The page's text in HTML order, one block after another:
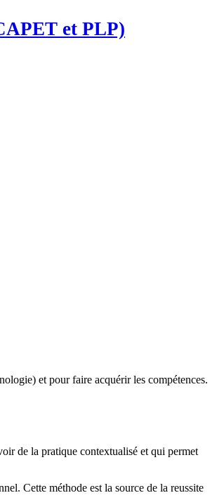
et PLP)
et pour faire acquérir les compétences.
de la pratique contextualisé et qui permet
Cette méthode est la source de la reussite